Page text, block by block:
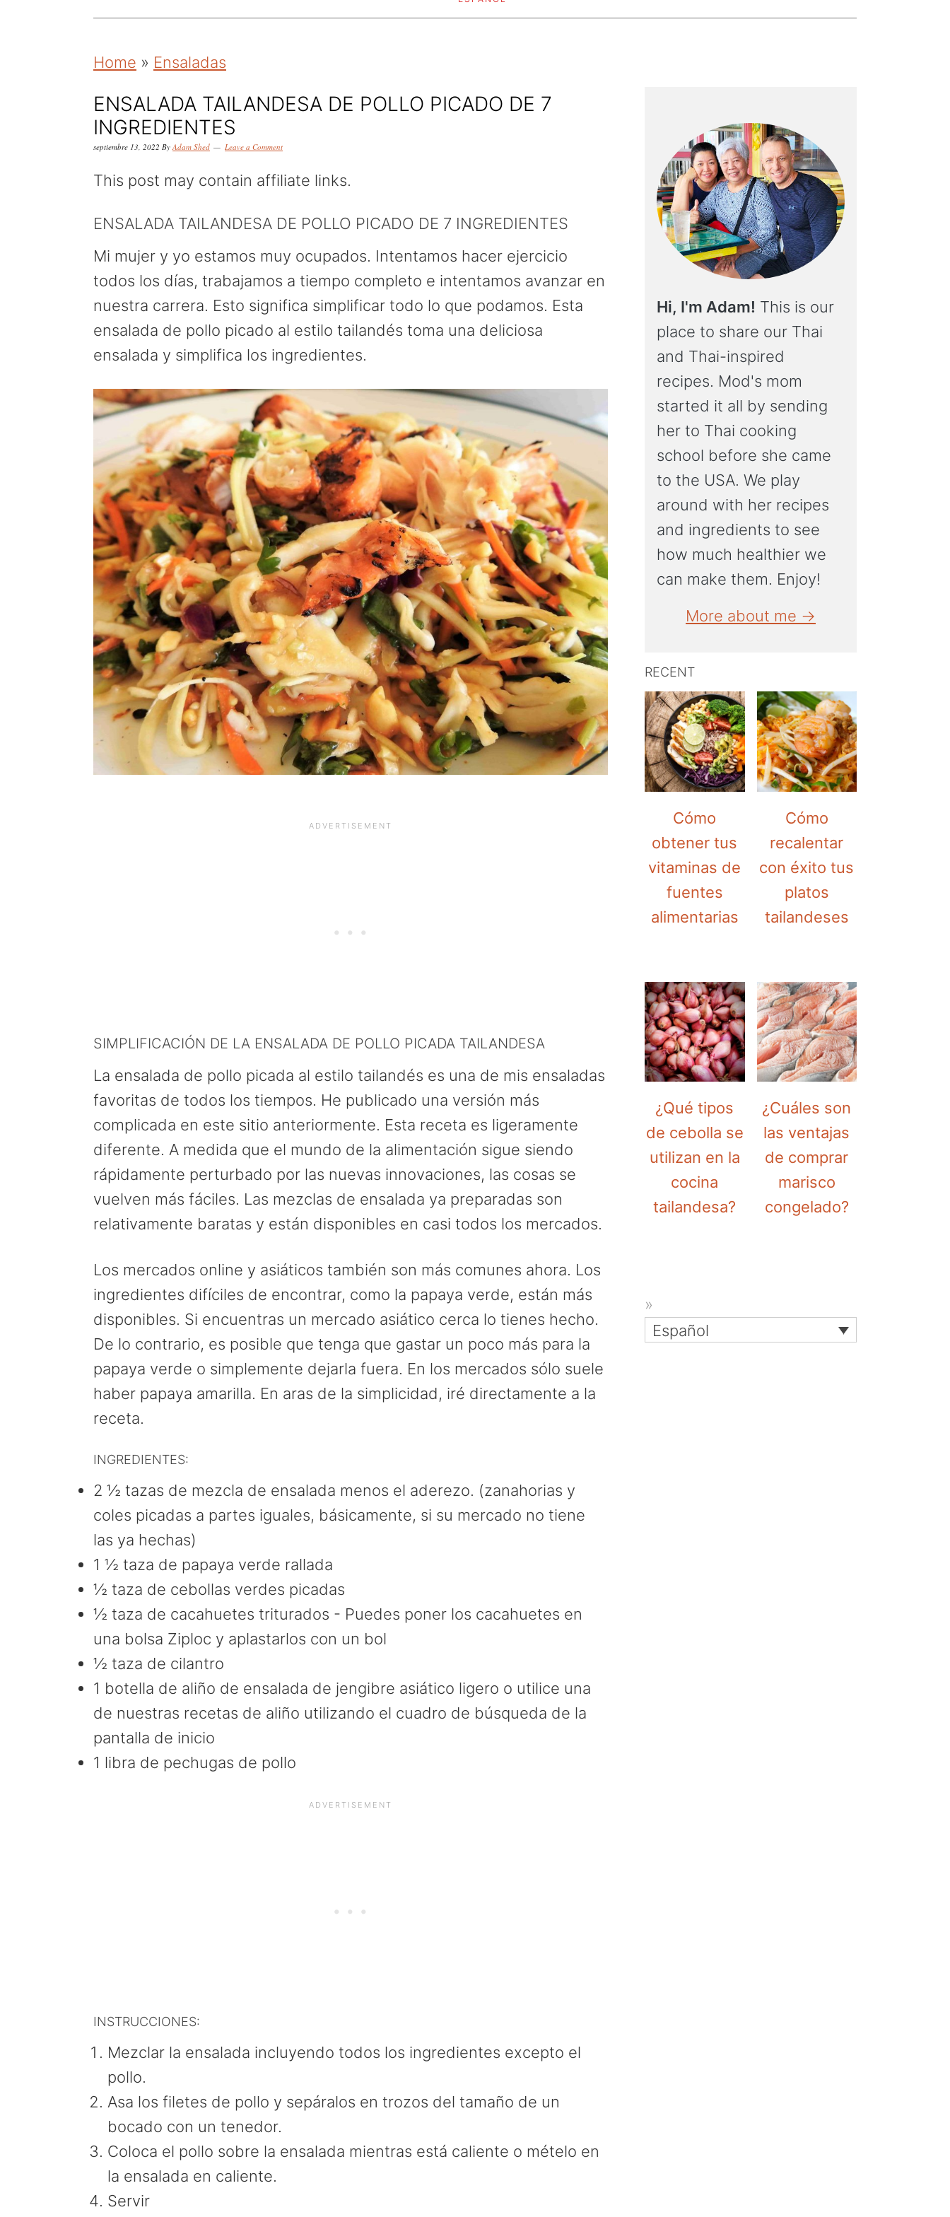
t
o
p
r
i
a
r
y
n
a
v
g
a
i
o
n
t
o
m
a
i
c
o
n
t
e
n
t
o
p
r
i
a
r
y
s
i
d
b
a
Home » Ensaladas
ENSALADA TAILANDESA DE POLLO PICADO DE 7
INGREDIENTES
septiembre 13, 2022 ByAdam Shed Leave a Comment
This post may contain affiliate links.
ENSALADA TAILANDESA DE POLLO PICADO DE 7 INGREDIENTES
Mi mujer y yo estamos muy ocupados. Intentamos hacer ejercicio
todos los días, trabajamos a tiempo completo e intentamos avanzar en
nuestra carrera. Esto significa simplificar todo lo que podamos. Esta
ensalada de pollo picado al estilo tailandés toma una deliciosa
ensalada y simplifica los ingredientes.
SIMPLIFICACIÓN DE LA ENSALADA DE POLLO PICADA TAILANDESA
La ensalada de pollo picada al estilo tailandés es una de mis ensaladas
favoritas de todos los tiempos. He publicado una versión más
complicada en este sitio anteriormente. Esta receta es ligeramente
diferente. A medida que el mundo de la alimentación sigue siendo
rápidamente perturbado por las nuevas innovaciones, las cosas se
vuelven más fáciles. Las mezclas de ensalada ya preparadas son
relativamente baratas y están disponibles en casi todos los mercados.
Los mercados online y asiáticos también son más comunes ahora. Los
ingredientes difíciles de encontrar, como la papaya verde, están más
disponibles. Si encuentras un mercado asiático cerca lo tienes hecho.
De lo contrario, es posible que tenga que gastar un poco más para la
papaya verde o simplemente dejarla fuera. En los mercados sólo suele
haber papaya amarilla. En aras de la simplicidad, iré directamente a la
receta.
INGREDIENTES:
2 ½ tazas de mezcla de ensalada menos el aderezo. (zanahorias y
coles picadas a partes iguales, básicamente, si su mercado no tiene
las ya hechas)
1 ½ taza de papaya verde rallada
½ taza de cebollas verdes picadas
½ taza de cacahuetes triturados - Puedes poner los cacahuetes en
una bolsa Ziploc y aplastarlos con un bol
½ taza de cilantro
1 botella de aliño de ensalada de jengibre asiático ligero o utilice una
de nuestras recetas de aliño utilizando el cuadro de búsqueda de la
pantalla de inicio
1 libra de pechugas de pollo
INSTRUCCIONES:
Mezclar la ensalada incluyendo todos los ingredientes excepto el
pollo.
Asa los filetes de pollo y sepáralos en trozos del tamaño de un
bocado con un tenedor.
Coloca el pollo sobre la ensalada mientras está caliente o mételo en
la ensalada en caliente.
Servir
Hi, I'm Adam! This is our
place to share our Thai
and Thai-inspired
recipes. Mod's mom
started it all by sending
her to Thai cooking
school before she came
to the USA. We play
around with her recipes
and ingredients to see
how much healthier we
can make them. Enjoy!
More about me →
RECENT
Cómo
obtener tus
vitaminas de
fuentes
alimentarias
Cómo
recalentar
con éxito tus
platos
tailandeses
¿Qué tipos
de cebolla se
utilizan en la
cocina
tailandesa?
¿Cuáles son
las ventajas
de comprar
marisco
congelado?
Español